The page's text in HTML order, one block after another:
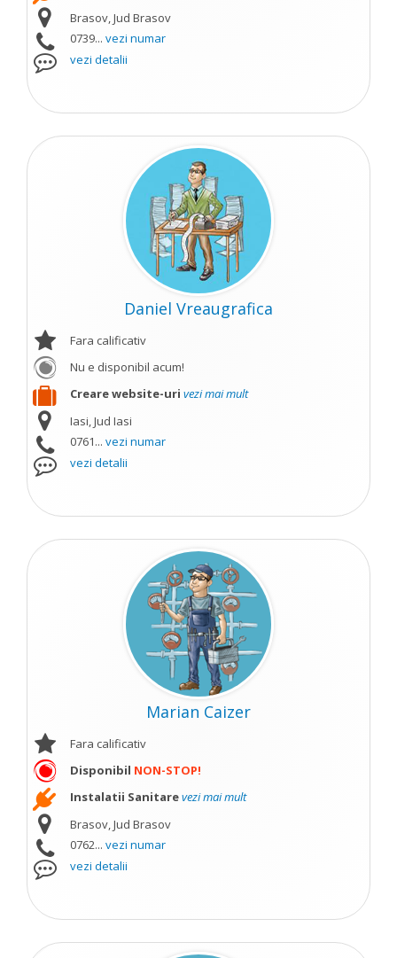
Brasov, Jud Brasov
0739... vezi numar
vezi detalii
Daniel Vreaugrafica
Fara calificativ
Nu e disponibil acum!
Creare website-uri vezi mai mult
Iasi, Jud Iasi
0761... vezi numar
vezi detalii
Marian Caizer
Fara calificativ
Disponibil NON-STOP!
Instalatii Sanitarevezi mai mult
Brasov, Jud Brasov
0762... vezi numar
vezi detalii